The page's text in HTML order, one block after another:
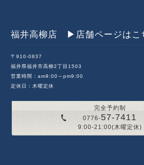
福井高柳店 ▶︎店舗ページはこ
〒910-0837
福井県福井市高柳2丁目1503
営業時間：am9:00～pm9:00
定休日：木曜定休
完全予約制
0776-57-7411
9:00-21:00(木曜定休)